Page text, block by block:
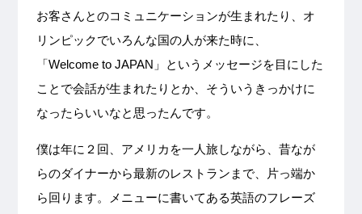
お客さんとのコミュニケーションが生まれたり、オ
リンピックでいろんな国の人が来た時に、
「Welcome to JAPAN」というメッセージを目にした
ことで会話が生まれたりとか、そういうきっかけに
なったらいいなと思ったんです。
僕は年に２回、アメリカを一人旅しながら、昔なが
らのダイナーから最新のレストランまで、片っ端か
ら回ります。メニューに書いてある英語のフレーズ